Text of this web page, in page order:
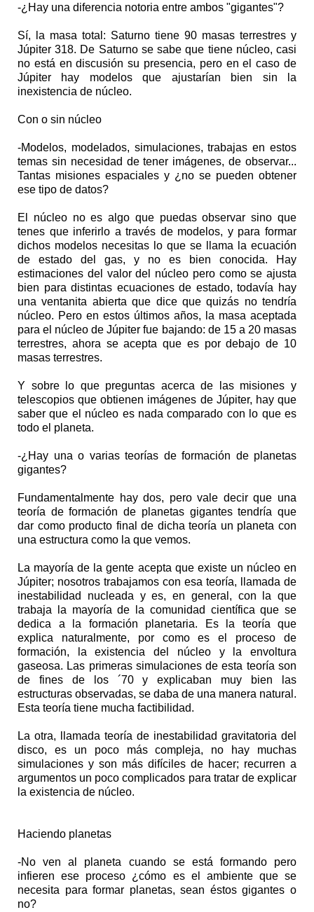
-¿Hay una diferencia notoria entre ambos "gigantes"?
Sí, la masa total: Saturno tiene 90 masas terrestres y
Júpiter 318. De Saturno se sabe que tiene núcleo, casi
no está en discusión su presencia, pero en el caso de
Júpiter hay modelos que ajustarían bien sin la
inexistencia de núcleo.
Con o sin núcleo
-Modelos, modelados, simulaciones, trabajas en estos
temas sin necesidad de tener imágenes, de observar...
Tantas misiones espaciales y ¿no se pueden obtener
ese tipo de datos?
El núcleo no es algo que puedas observar sino que
tenes que inferirlo a través de modelos, y para formar
dichos modelos necesitas lo que se llama la ecuación
de estado del gas, y no es bien conocida. Hay
estimaciones del valor del núcleo pero como se ajusta
bien para distintas ecuaciones de estado, todavía hay
una ventanita abierta que dice que quizás no tendría
núcleo. Pero en estos últimos años, la masa aceptada
para el núcleo de Júpiter fue bajando: de 15 a 20 masas
terrestres, ahora se acepta que es por debajo de 10
masas terrestres.
Y sobre lo que preguntas acerca de las misiones y
telescopios que obtienen imágenes de Júpiter, hay que
saber que el núcleo es nada comparado con lo que es
todo el planeta.
-¿Hay una o varias teorías de formación de planetas
gigantes?
Fundamentalmente hay dos, pero vale decir que una
teoría de formación de planetas gigantes tendría que
dar como producto final de dicha teoría un planeta con
una estructura como la que vemos.
La mayoría de la gente acepta que existe un núcleo en
Júpiter; nosotros trabajamos con esa teoría, llamada de
inestabilidad nucleada y es, en general, con la que
trabaja la mayoría de la comunidad científica que se
dedica a la formación planetaria. Es la teoría que
explica naturalmente, por como es el proceso de
formación, la existencia del núcleo y la envoltura
gaseosa. Las primeras simulaciones de esta teoría son
de fines de los ´70 y explicaban muy bien las
estructuras observadas, se daba de una manera natural.
Esta teoría tiene mucha factibilidad.
La otra, llamada teoría de inestabilidad gravitatoria del
disco, es un poco más compleja, no hay muchas
simulaciones y son más difíciles de hacer; recurren a
argumentos un poco complicados para tratar de explicar
la existencia de núcleo.
Haciendo planetas
-No ven al planeta cuando se está formando pero
infieren ese proceso ¿cómo es el ambiente que se
necesita para formar planetas, sean éstos gigantes o
no?